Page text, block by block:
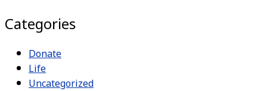
Categories
Donate
Life
Uncategorized